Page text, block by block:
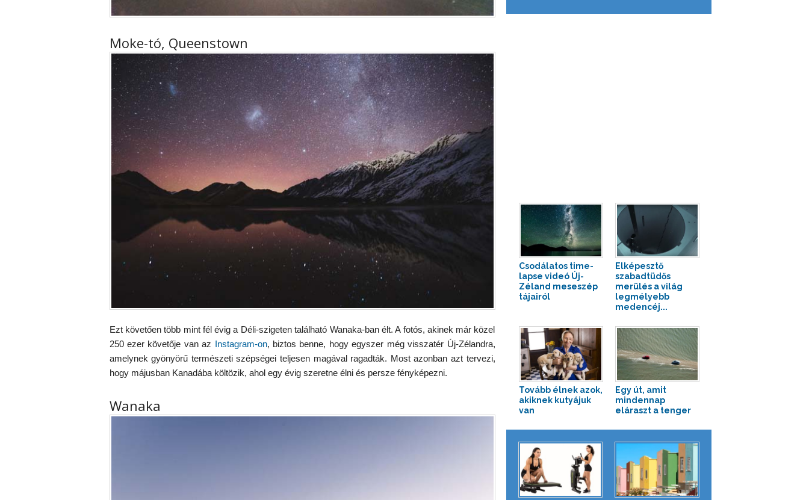
Moke-tó, Queenstown
Ezt követően több mint fél évig a Déli-szigeten található Wanaka-ban élt. A fotós, akinek már közel
250 ezer követője van az Instagram-on, biztos benne, hogy egyszer még visszatér Új-Zélandra,
amelynek gyönyörű természeti szépségei teljesen magával ragadták. Most azonban azt tervezi,
hogy májusban Kanadába költözik, ahol egy évig szeretne élni és persze fényképezni.
Wanaka
Csodálatos time-
lapse videó Új-
Zéland meseszép
tájairól
Elképesztő
szabadtüdős
merülés a világ
legmélyebb
medencéj...
Tovább élnek azok,
akiknek kutyájuk
van
Egy út, amit
mindennap
eláraszt a tenger